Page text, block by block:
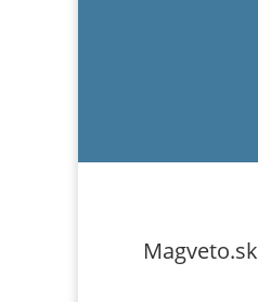
Magveto.sk